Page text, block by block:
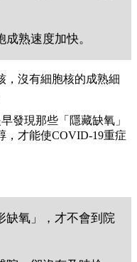
熟速度加快。
，沒有細胞核的成熟細
發現那些「隱藏缺氧」
，才能使COVID-19重症
缺氧」，才不會到院